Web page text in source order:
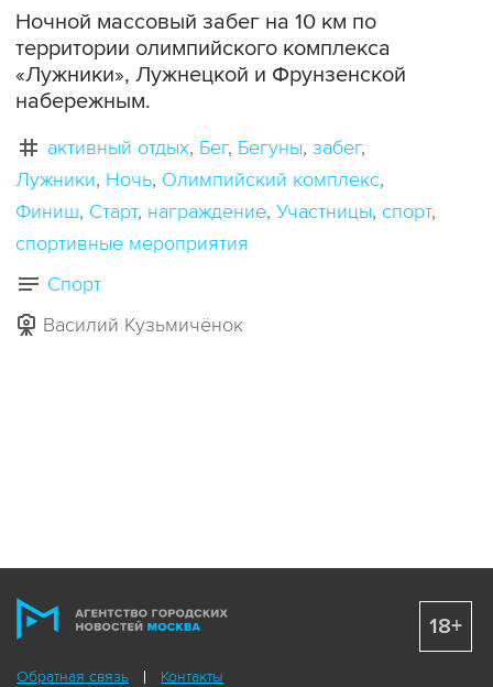
Ночной массовый забег на 10 км по
территории олимпийского комплекса
«Лужники», Лужнецкой и Фрунзенской
набережным.
активный отдых Бег Бегуны забег
Лужники Ночь Олимпийский комплекс
Финиш Старт награждение Участницы спорт
спортивные мероприятия
Спорт
Василий Кузьмичёнок
Обратная связь Контакты
18+